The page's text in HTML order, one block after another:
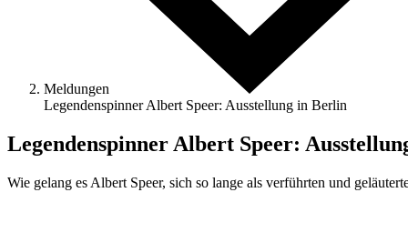
Meldungen
Legendenspinner Albert Speer: Ausstellung in Berlin
Legendenspinner Albert Speer:
Wie gelang es Albert Speer, sich so lange als verführten und